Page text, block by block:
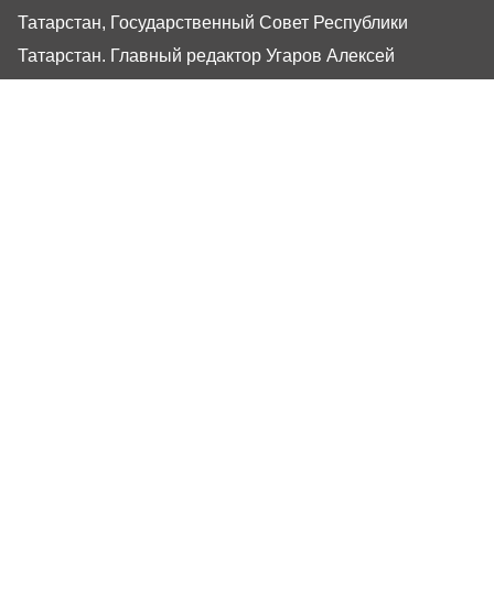
Татарстан, Государственный Совет Республики
Татарстан. Главный редактор Угаров Алексей